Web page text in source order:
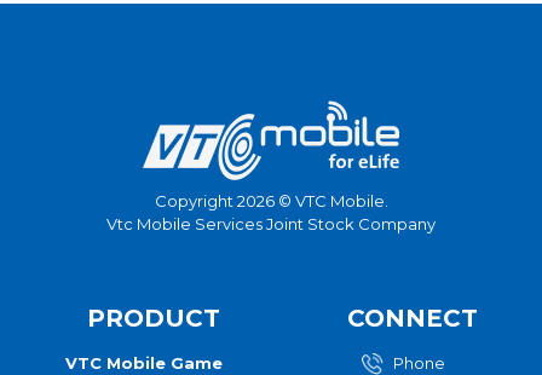
Copyright 2026 © VTC Mobile.
Vtc Mobile Services Joint Stock Company
PRODUCT
VTC Mobile Game
CONNECT
Phone